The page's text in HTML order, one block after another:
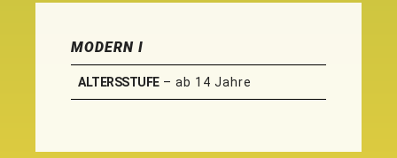
MODERN I
ALTERSSTUFE– ab 14 Jahre